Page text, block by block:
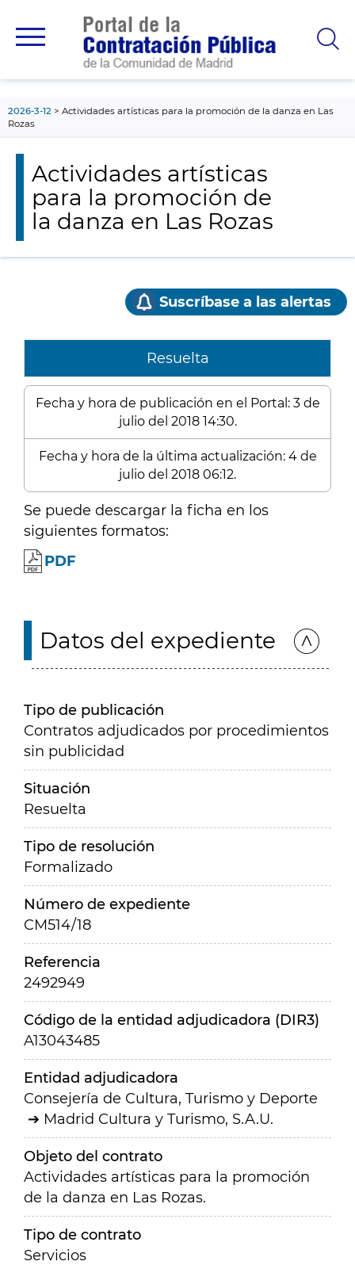
principal
2026-3-12
Actividades artísticas para la promoción de la danza en Las
Rozas
Actividades artísticas
para la promoción de
la danza en Las Rozas
Suscríbase a las alertas
Resuelta
Fecha y hora de publicación en el Portal: 3 de
julio del 2018 14:30.
Fecha y hora de la última actualización: 4 de
julio del 2018 06:12.
Se puede descargar la ficha en los
siguientes formatos:
PDF
Datos del expediente
Tipo de publicación
Contratos adjudicados por procedimientos
sin publicidad
Situación
Resuelta
Tipo de resolución
Formalizado
Número de expediente
CM514/18
Referencia
2492949
Código de la entidad adjudicadora (DIR3)
A13043485
Entidad adjudicadora
Consejería de Cultura, Turismo y Deporte
Madrid Cultura y Turismo, S.A.U.
Objeto del contrato
Actividades artísticas para la promoción
de la danza en Las Rozas.
Tipo de contrato
Servicios